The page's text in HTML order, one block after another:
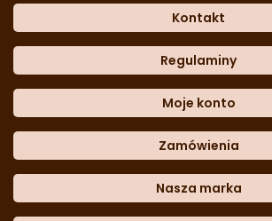
Kontakt
Dane kontaktowe
Często zadawane pytania
Sklep stacjonarny
Formularz kontaktowy
Blog
telefon:601 767 272
Regulaminy
Polityka prywatności
Polityka cookies
Polityka reklamacji
Polityka zwrotów
Dostępność cyfrowa
Moje konto
Moje dane
Historia zamówień
Lista ulubionych
Moje rabaty
Zamówienia
Metody płatności
Dane do przelewu
Nasza marka